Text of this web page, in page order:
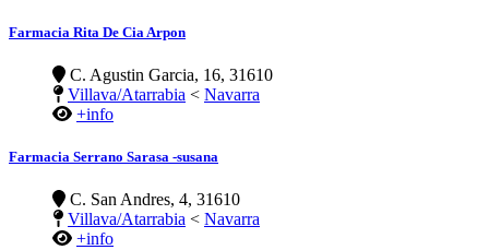
Farmacia Rita De Cia Arpon
C. Agustin Garcia, 16, 31610
Villava/Atarrabia < Navarra
+info
Farmacia Serrano Sarasa -susana
C. San Andres, 4, 31610
Villava/Atarrabia < Navarra
+info